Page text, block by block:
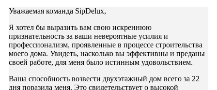
Уважаемая команда SipDelux,
Я хотел бы выразить вам свою искреннюю
признательность за ваши невероятные усилия и
профессионализм, проявленные в процессе строительства
моего дома. Увидеть, насколько вы эффективны и преданы
своей работе, для меня было истинным удовольствием.
Ваша способность возвести двухэтажный дом всего за 22
дня поразила меня. Это свидетельствует о высокой